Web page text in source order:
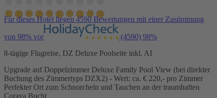
Für dieses Hotel liegen 4590 Bewertungen mit einer Zustimmung
von 98% vor (4590) 98%
8-tägige Flugreise, DZ Deluxe Poolseite inkl. AI
Upgrade auf Doppelzimmer Deluxe Family Pool View (bei direkter
Buchung des Zimmertyps DZX2) - Wert: ca. € 220,- pro Zimmer
Perfekter Ort zum Schnorcheln und Tauchen an der traumhaften
Coraya Bucht